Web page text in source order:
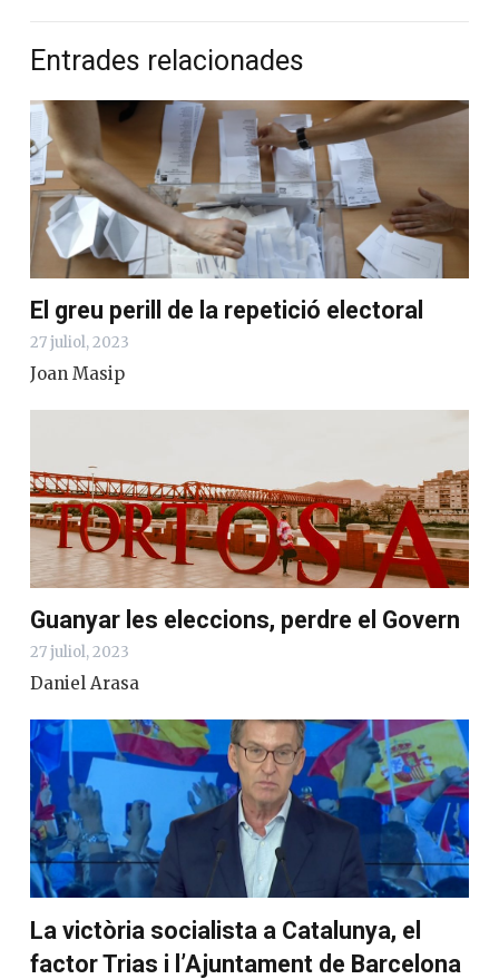
Entrades relacionades
El greu perill de la repetició electoral
27 juliol, 2023
Joan Masip
Guanyar les eleccions, perdre el Govern
27 juliol, 2023
Daniel Arasa
La victòria socialista a Catalunya, el
factor Trias i l’Ajuntament de Barcelona